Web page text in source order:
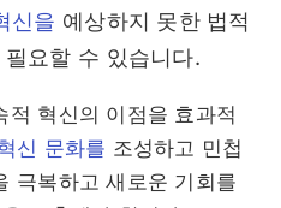
신을 예상하지 못한 법적
요할 수 있습니다.
적 혁신의 이점을 효과적
신 문화를 조성하고 민첩
극복하고 새로운 기회를